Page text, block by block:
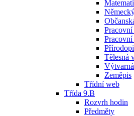
Tělesná
Zeměpis
Třídní web
Třída 9.B
Rozvrh hodin
Předměty